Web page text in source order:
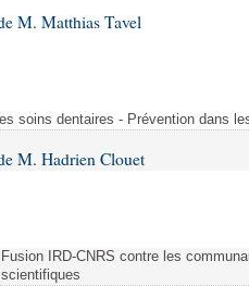
lois
M. Matthias Tavel
soins dentaires - Prévention dans
M. Hadrien Clouet
IRD-CNRS contre les